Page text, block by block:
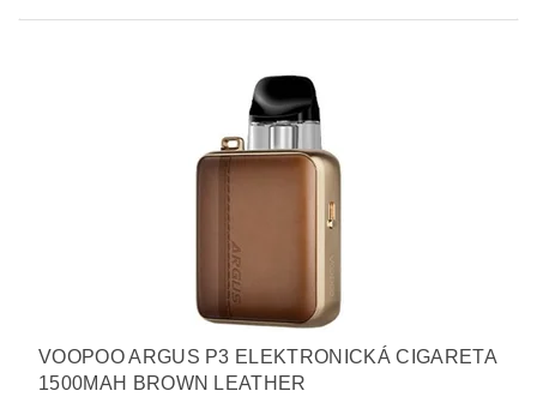
VOOPOO ARGUS P3 ELEKTRONICKÁ CIGARETA
1500MAH BROWN LEATHER